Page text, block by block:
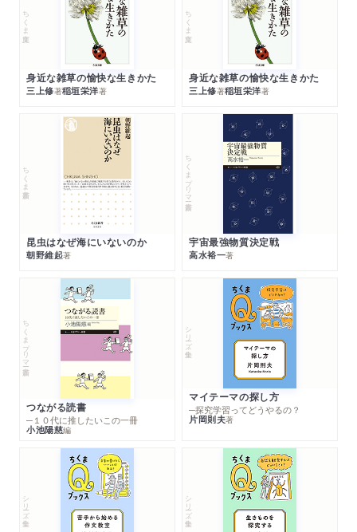
ちくま文庫
身近な雑草の愉快な生きかた
三上修著稲垣栄洋著
ちくま文庫
身近な雑草の愉快な生きかた
三上修著稲垣栄洋著
ちくま新書
昆虫はなぜ海にいないのか
朝野維起著
ちくまプリマー新書
宇宙最強物質決定戦
高水裕一著
ちくまプリマー新書
つながる読書
─１０代に推したいこの一冊
小池陽慈編
シリーズ・全集
マイテーマの探し方
─探究学習ってどうやるの？
片岡則夫著
シリーズ・全集 シリーズ・全集